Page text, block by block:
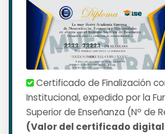
Certificado de Finalización
Institucional, expedido por la
Superior de Enseñanza (Nº de
(Valor del certificado